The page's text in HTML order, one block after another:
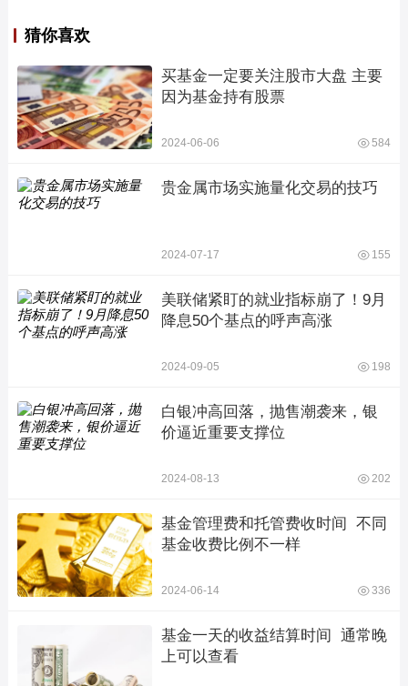
猜你喜欢
买基金一定要关注股市大盘 主要
因为基金持有股票
2024-06-06 584
贵金属市场实施量化交易的技巧
2024-07-17 155
美联储紧盯的就业指标崩了！9月
降息50个基点的呼声高涨
2024-09-05 198
白银冲高回落，抛售潮袭来，银
价逼近重要支撑位
2024-08-13 202
基金管理费和托管费收时间  不同
基金收费比例不一样
2024-06-14 336
基金一天的收益结算时间  通常晚
上可以查看